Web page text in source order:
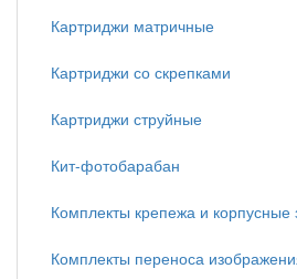
Картриджи матричные
Картриджи со скрепками
Картриджи струйные
Кит-фотобарабан
Комплекты крепежа и корпусные
Комплекты переноса